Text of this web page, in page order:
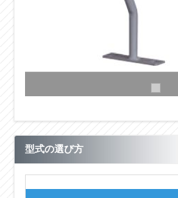
型式の選び方